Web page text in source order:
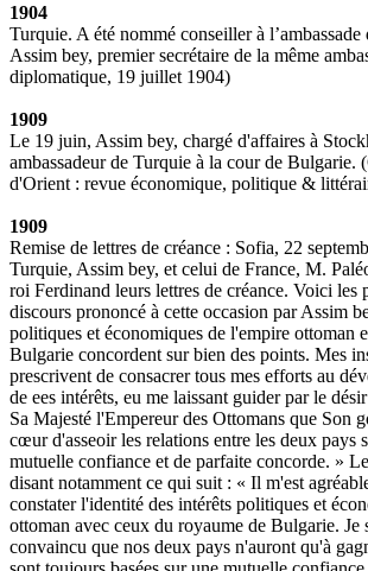
1904
Turquie. A été nommé conseiller à
Assim bey, premier secrétaire de la même
diplomatique, 19 juillet 1904)
1909
Le 19 juin, Assim bey, chargé d'affaires à
ambassadeur de Turquie à la cour de Bulgarie.
d'Orient : revue économique, politique &
1909
Remise de lettres de créance : Sofia, 22
Turquie, Assim bey, et celui de France, M.
roi Ferdinand leurs lettres de créance. Voici les
discours prononcé à cette occasion par Assim
politiques et économiques de l'empire ottoman
Bulgarie concordent sur bien des points. Mes
prescrivent de consacrer tous mes efforts au
de ees intérêts, eu me laissant guider par le
Sa Majesté l'Empereur des Ottomans que Son
cœur d'asseoir les relations entre les deux pays
mutuelle confiance et de parfaite concorde. »
disant notamment ce qui suit : « Il m'est
constater l'identité des intérêts politiques et
ottoman avec ceux du royaume de Bulgarie. Je
convaincu que nos deux pays n'auront qu'à